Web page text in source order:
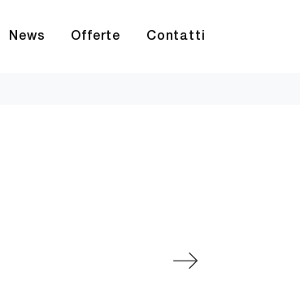
News Offerte Contatti